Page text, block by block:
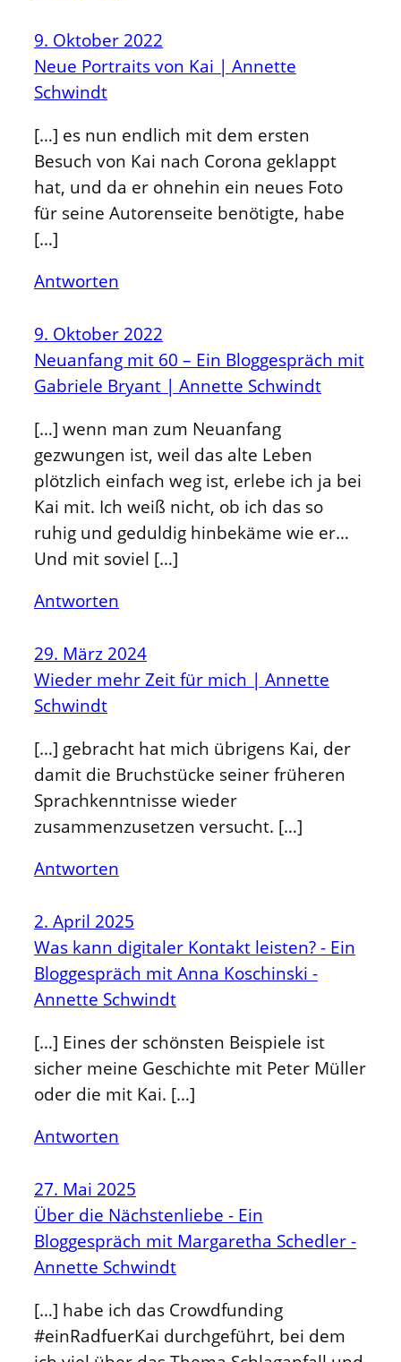
9. Oktober 2022
Neue Portraits von Kai | Annette
Schwindt
[…] es nun endlich mit dem ersten
Besuch von Kai nach Corona geklappt
hat, und da er ohnehin ein neues Foto
für seine Autorenseite benötigte, habe
[…]
Antworten
9. Oktober 2022
Neuanfang mit 60 – Ein Bloggespräch mit
Gabriele Bryant | Annette Schwindt
[…] wenn man zum Neuanfang
gezwungen ist, weil das alte Leben
plötzlich einfach weg ist, erlebe ich ja bei
Kai mit. Ich weiß nicht, ob ich das so
ruhig und geduldig hinbekäme wie er…
Und mit soviel […]
Antworten
29. März 2024
Wieder mehr Zeit für mich | Annette
Schwindt
[…] gebracht hat mich übrigens Kai, der
damit die Bruchstücke seiner früheren
Sprachkenntnisse wieder
zusammenzusetzen versucht. […]
Antworten
2. April 2025
Was kann digitaler Kontakt leisten? - Ein
Bloggespräch mit Anna Koschinski -
Annette Schwindt
[…] Eines der schönsten Beispiele ist
sicher meine Geschichte mit Peter Müller
oder die mit Kai. […]
Antworten
27. Mai 2025
Über die Nächstenliebe - Ein
Bloggespräch mit Margaretha Schedler -
Annette Schwindt
[…] habe ich das Crowdfunding
#einRadfuerKai durchgeführt, bei dem